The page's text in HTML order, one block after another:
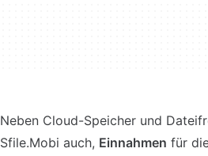
Neben Cloud-Speicher und
Sfile.Mobi auch, Einnahmen für